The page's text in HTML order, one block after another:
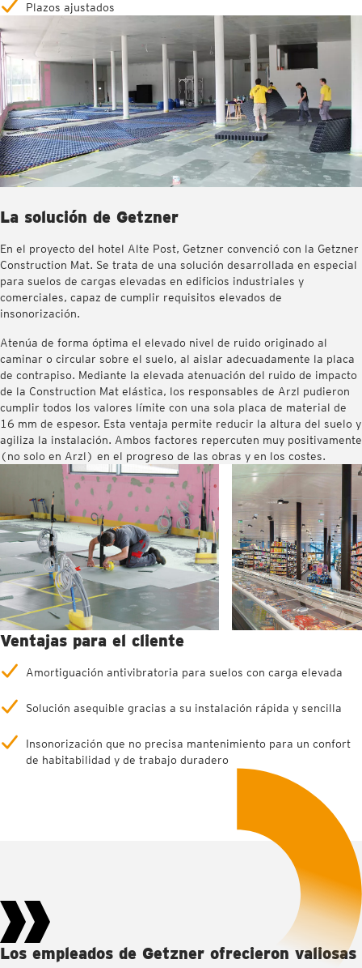
Plazos ajustados
La solución de Getzner
En el proyecto del hotel Alte Post, Getzner convenció con la Getzner
Construction Mat. Se trata de una solución desarrollada en especial
para suelos de cargas elevadas en edificios industriales y
comerciales, capaz de cumplir requisitos elevados de
insonorización.
Atenúa de forma óptima el elevado nivel de ruido originado al
caminar o circular sobre el suelo, al aislar adecuadamente la placa
de contrapiso. Mediante la elevada atenuación del ruido de impacto
de la Construction Mat elástica, los responsables de Arzl pudieron
cumplir todos los valores límite con una sola placa de material de
16 mm de espesor. Esta ventaja permite reducir la altura del suelo y
agiliza la instalación. Ambos factores repercuten muy positivamente
(no solo en Arzl) en el progreso de las obras y en los costes.
Ventajas para el cliente
Amortiguación antivibratoria para suelos con carga elevada
Solución asequible gracias a su instalación rápida y sencilla
Insonorización que no precisa mantenimiento para un confort
de habitabilidad y de trabajo duradero
Los empleados de Getzner ofrecieron valiosas